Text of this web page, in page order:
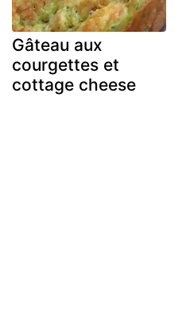
Gâteau aux
courgettes et
cottage cheese